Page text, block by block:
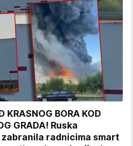
KRASNOG BORA KOD
GRADA! Ruska
radnicima smart